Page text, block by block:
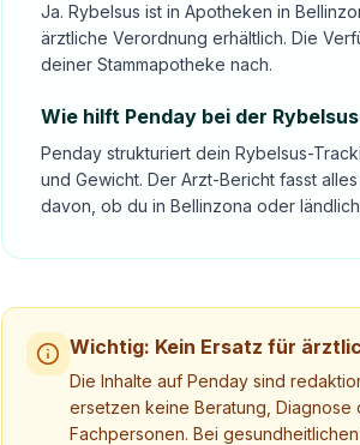
Ja. Rybelsus ist in Apotheken in
ärztliche Verordnung erhältlich. Die
deiner Stammapotheke nach.
Wie hilft Penday bei der
Penday strukturiert dein Rybelsus-
und Gewicht. Der Arzt-Bericht fasst
davon, ob du in Bellinzona oder
Wichtig: Kein Ersatz für
Die Inhalte auf Penday sind
ersetzen keine Beratung,
Fachpersonen. Bei